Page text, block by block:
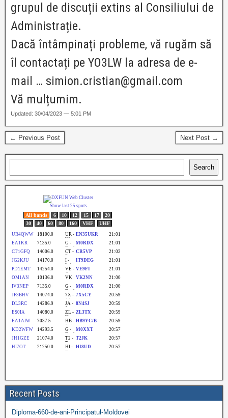
grupul de discuții extins al Consiliului de
Administrație.
Dacă întâmpinați probleme, vă rugăm să
îl contactați pe YO3LW la adresa de e-
mail … simion.cristian@gmail.com
Vă mulțumim.
Updated: 30/04/2023 — 5:01 PM
← Previous Post Next Post →
Search
Recent Posts
Diploma-660-de-ani-Principatul-Moldovei